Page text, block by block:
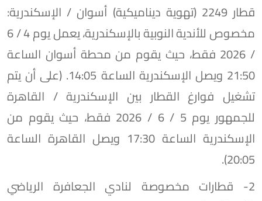
​قطار 2249 (تهوية ديناميكية) أسوان / الإسكندرية:
مخصوص للأندية النوبية بالإسكندرية، يعمل يوم 4 / 6
/ 2026 فقط، حيث يقوم من محطة أسوان الساعة
21:50 ويصل الإسكندرية الساعة 14:05. (على أن يتم
تشغيل فوارغ القطار بين الإسكندرية / القاهرة
للجمهور يوم 5 / 6 / 2026 فقط، حيث يقوم من
الإسكندرية الساعة 17:30 ويصل القاهرة الساعة
20:05).
​2- قطارات مخصوصة لنادي الجعافرة الرياضي